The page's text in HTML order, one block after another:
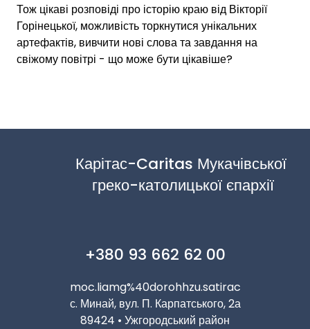
Тож цікаві розповіді про історію краю від Вікторії
Горінецької, можливість торкнутися унікальних
артефактів, вивчити нові слова та завдання на
свіжому повітрі - що може бути цікавіше?
Карітас-Caritas Мукачівської
греко-католицької єпархії
+380 93 662 62 00
moc.liamg%40dorohhzu.satirac
с. Минай, вул. П. Карпатського, 2а
89424 • Ужгородський район